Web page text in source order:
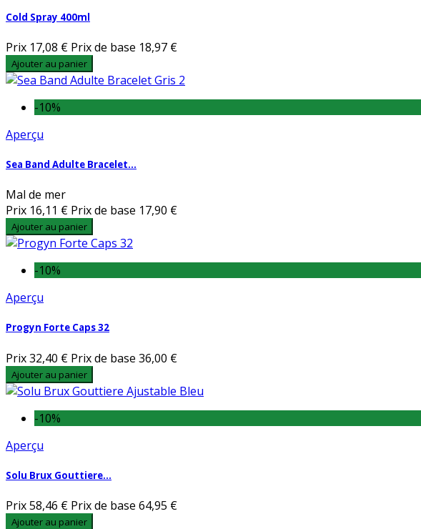
Cold Spray 400ml
Prix 17,08 € Prix de base 18,97 €
Ajouter au panier
-10%
Aperçu
Sea Band Adulte Bracelet...
Mal de mer
Prix 16,11 € Prix de base 17,90 €
Ajouter au panier
-10%
Aperçu
Progyn Forte Caps 32
Prix32,40 € Prix de base 36,00 €
Ajouter au panier
-10%
Aperçu
Solu Brux Gouttiere...
Prix58,46 € Prix de base 64,95 €
Ajouter au panier